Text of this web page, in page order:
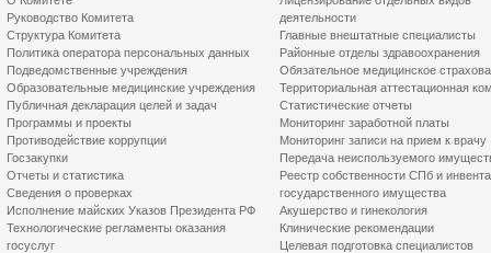
Руководство Комитета
Структура Комитета
Политика оператора персональных данных
Подведомственные учреждения
Образовательные медицинские учреждения
Публичная декларация целей и задач
Программы и проекты
Противодействие коррупции
Госзакупки
Отчеты и статистика
Сведения о проверках
Исполнение майских Указов Президента РФ
Технологические регламенты оказания
госуслуг
деятельности
Главные внештатные специалисты
Районные отделы здравоохранения
Обязательное медицинское
Территориальная аттестационная
Статистические отчеты
Мониторинг заработной платы
Мониторинг записи на прием к врачу
Передача неиспользуемого
Реестр собственности СПб и
государственного имущества
Акушерство и гинекология
Клинические рекомендации
Целевая подготовка специалистов